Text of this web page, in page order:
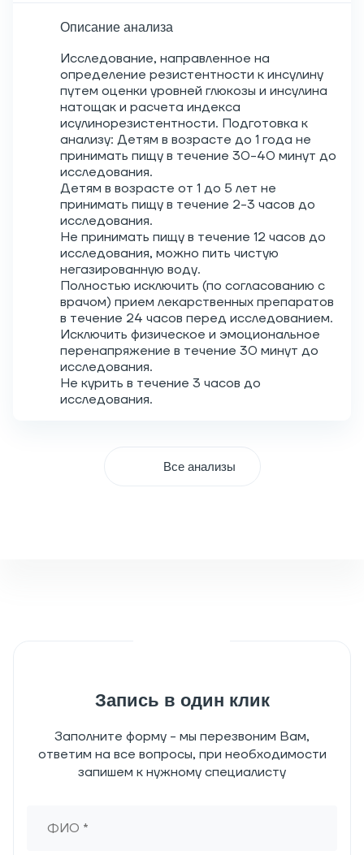
Описание анализа
Исследование, направленное на
определение резистентности к инсулину
путем оценки уровней глюкозы и инсулина
натощак и расчета индекса
исулинорезистентности. Подготовка к
анализу: Детям в возрасте до 1 года не
принимать пищу в течение 30-40 минут до
исследования.
Детям в возрасте от 1 до 5 лет не
принимать пищу в течение 2-3 часов до
исследования.
Не принимать пищу в течение 12 часов до
исследования, можно пить чистую
негазированную воду.
Полностью исключить (по согласованию с
врачом) прием лекарственных препаратов
в течение 24 часов перед исследованием.
Исключить физическое и эмоциональное
перенапряжение в течение 30 минут до
исследования.
Не курить в течение 3 часов до
исследования.
Все анализы
Запись в один клик
Заполните форму - мы перезвоним Вам,
ответим на все вопросы, при необходимости
запишем к нужному специалисту